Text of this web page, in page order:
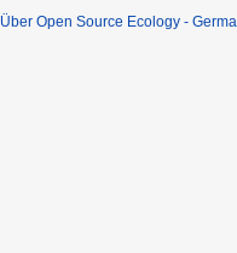
Über Open Source Ecology -